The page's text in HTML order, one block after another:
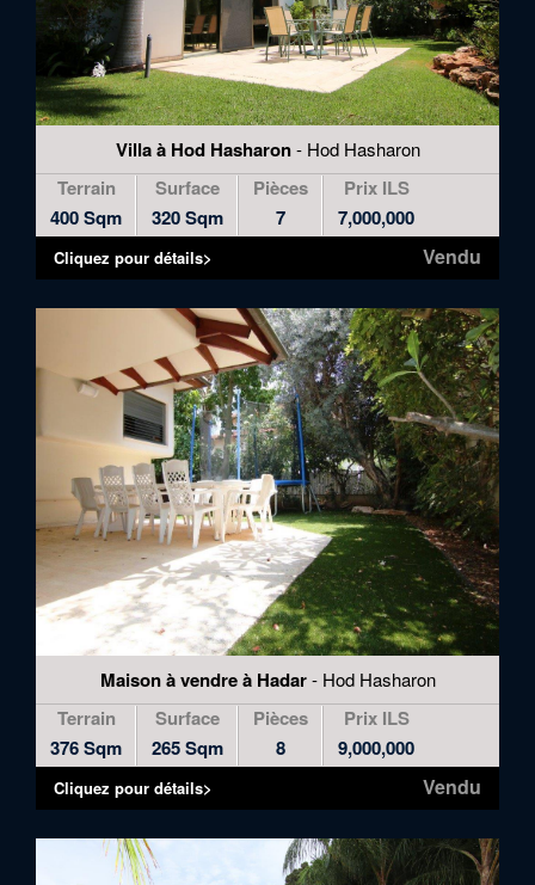
Villa à Hod Hasharon- Hod Hasharon
Terrain
400 Sqm
Surface
320 Sqm
Pièces
7
Prix ILS
7,000,000
Vendu
Cliquez pour détails>
Maison à vendre à Hadar- Hod Hasharon
Terrain
376 Sqm
Surface
265 Sqm
Pièces
8
Prix ILS
9,000,000
Vendu
Cliquez pour détails>